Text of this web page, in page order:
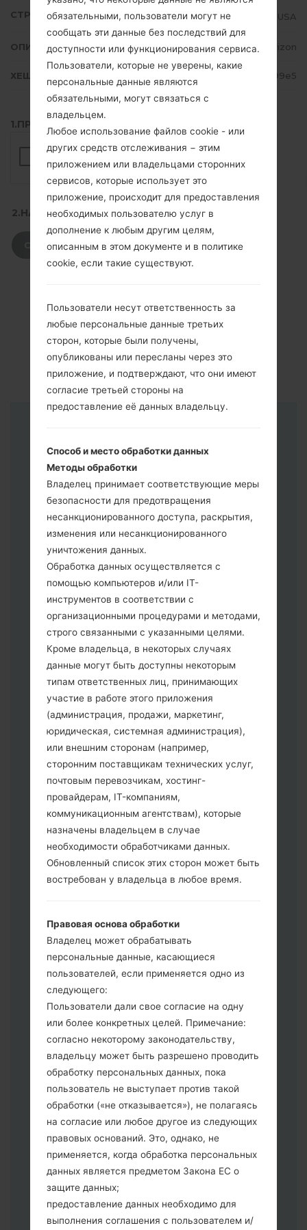
СТРАНА USA
ОПИСАНИЕ Verizon
ХЕШ daf04bc7cd62b6e4f70fbd9bfee799e5
1.ПРОВЕРИТЬ НАЛИЧИЕ RECAPTCHA
2.НАЖМИТЕ, ЧТОБЫ СКАЧАТЬ
СКАЧАТЬ
Скачайте на свой ПК:Odin 3.
Далее загрузите и распакуйте файл
прошивки.
Вам необходимо 1 (Выбрать 1 файл
прошивки здесь) или 5 (Выбрать 5
файл прошивки здесь) файлов для
прошивки:
AP: "System & Recovery"
CP: "Modem & Radio"
CSC _ ***: "Country & Region & Operator"
HOME_CSC _ ***: "Country & Region &
Operator"
Добавьте все файлы в программу Odin
3.
Если вы хотите прошить телефон и
выберите HOME_CSC _ *** для
сохранения Ваших данных.
Теперь выключите устройство и
войдите в "Download" режим. Все
методы как это сделать:
Нажмите и удерживайте клавиши:
питание, громкости и Bixbi.
Нажмите и удерживайте клавиши:
регулировки громкости. Подключив
телефон к ПК используя USB кабель.
Нажмите и удерживайте клавиши:
питание, громкости и домой.
Подключите USB кабель и нажмите
клавиши: уменьшение звука и Bixbi.
Нажмите и удерживайте клавиши:
питания и увеличения громкости
Далее подключите к компьютеру,
программа Odin должна определить
обязательными, пользователи могут не
сообщать эти данные без последствий для
доступности или функционирования сервиса.
Пользователи, которые не уверены, какие
персональные данные являются
обязательными, могут связаться с
владельцем.
Любое использование файлов cookie - или
других средств отслеживания − этим
приложением или владельцами сторонних
сервисов, которые использует это
приложение, происходит для предоставления
необходимых пользователю услуг в
дополнение к любым другим целям,
описанным в этом документе и в политике
cookie, если такие существуют.
Пользователи несут ответственность за
любые персональные данные третьих
сторон, которые были получены,
опубликованы или пересланы через это
приложение, и подтверждают, что они имеют
согласие третьей стороны на
предоставление её данных владельцу.
Способ и место обработки данных
Методы обработки
Владелец принимает соответствующие меры
безопасности для предотвращения
несанкционированного доступа, раскрытия,
изменения или несанкционированного
уничтожения данных.
Обработка данных осуществляется с
помощью компьютеров и/или IT-
инструментов в соответствии с
организационными процедурами и методами,
строго связанными с указанными целями.
Кроме владельца, в некоторых случаях
данные могут быть доступны некоторым
типам ответственных лиц, принимающих
участие в работе этого приложения
(администрация, продажи, маркетинг,
юридическая, системная администрация),
или внешним сторонам (например,
сторонним поставщикам технических услуг,
почтовым перевозчикам, хостинг-
провайдерам, IT-компаниям,
коммуникационным агентствам), которые
назначены владельцем в случае
необходимости обработчиками данных.
Обновленный список этих сторон может быть
востребован у владельца в любое время.
Правовая основа обработки
Владелец может обрабатывать
персональные данные, касающиеся
пользователей, если применяется одно из
следующего:
Пользователи дали свое согласие на одну
или более конкретных целей. Примечание:
согласно некоторому законодательству,
владельцу может быть разрешено проводить
обработку персональных данных, пока
пользователь не выступает против такой
обработки («не отказывается»), не полагаясь
на согласие или любое другое из следующих
правовых оснований. Это, однако, не
применяется, когда обработка персональных
данных является предметом Закона ЕС о
защите данных;
предоставление данных необходимо для
выполнения соглашения с пользователем и/